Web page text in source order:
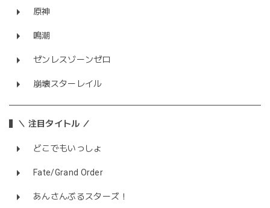
原神
鳴潮
ゼンレスゾーンゼロ
崩壊スターレイル
＼ 注目タイトル ／
どこでもいっしょ
Fate/Grand Order
あんさんぶるスターズ！